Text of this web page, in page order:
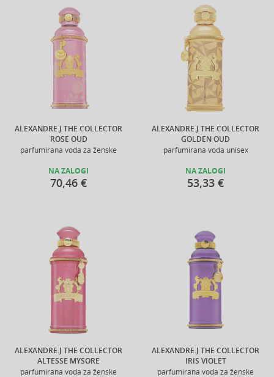
ALEXANDRE.J THE COLLECTOR
ROSE OUD
parfumirana voda za ženske
NA ZALOGI
70,46 €
ALEXANDRE.J THE COLLECTOR
GOLDEN OUD
parfumirana voda unisex
NA ZALOGI
53,33 €
ALEXANDRE.J THE COLLECTOR
ALTESSE MYSORE
parfumirana voda za ženske
ALEXANDRE.J THE COLLECTOR
IRIS VIOLET
parfumirana voda za ženske